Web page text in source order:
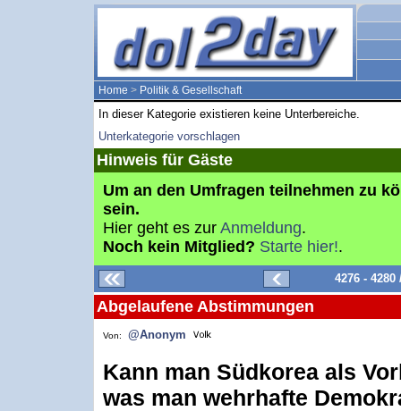
Home > Politik & Gesellschaft
In dieser Kategorie existieren keine Unterbereiche.
Unterkategorie vorschlagen
Hinweis für Gäste
Um an den Umfragen teilnehmen zu
sein.
Hier geht es zur Anmeldung.
Noch kein Mitglied? Starte hier!.
4276 -
Abgelaufene Abstimmungen
Von: @Anonym
Kann man Südkorea als
was man wehrhafte